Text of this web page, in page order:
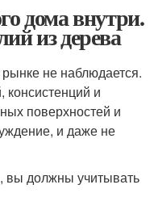
дома внутри.
из дерева
не наблюдается.
и
поверхностей и
и даже не
вы должны учитывать